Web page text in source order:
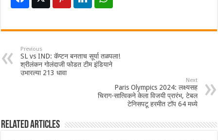
Previous
SL vs IND: कॅप्टन बनताच सूर्या तळपला!
श्रीलंकन गोलंदाजी फोडत टीम इंडियाने
उभारल्या 213 धावा
Next
Paris Olympics 2024: लक्ष्यसह
चिराग-सात्विकने केला विजयी प्रारंभ, टेबल
टेनिसपटू हरमीत टॉप 64 मध्ये
Related Articles